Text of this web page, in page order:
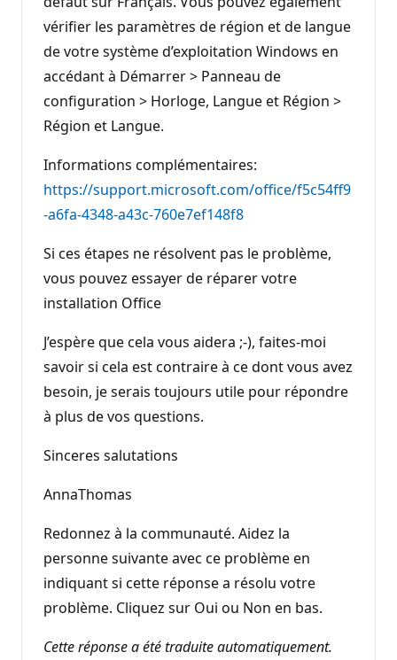
vérifier les paramètres de région et de langue
de votre système d’exploitation Windows en
accédant à Démarrer > Panneau de
configuration > Horloge, Langue et Région >
Région et Langue.
Informations complémentaires:
https://support.microsoft.com/office/f5c54ff9
-a6fa-4348-a43c-760e7ef148f8
Si ces étapes ne résolvent pas le problème,
vous pouvez essayer de réparer votre
installation Office
J’espère que cela vous aidera ;-), faites-moi
savoir si cela est contraire à ce dont vous avez
besoin, je serais toujours utile pour répondre
à plus de vos questions.
Sinceres salutations
AnnaThomas
Redonnez à la communauté. Aidez la
personne suivante avec ce problème en
indiquant si cette réponse a résolu votre
problème. Cliquez sur Oui ou Non en bas.
Cette réponse a été traduite automatiquement.